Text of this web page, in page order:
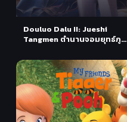
Douluo Dalu II: Jueshi
Tangmen ตำนานจอมยุทธ์ภูต
แดน ตอนที่ 1-60 ซับไทย